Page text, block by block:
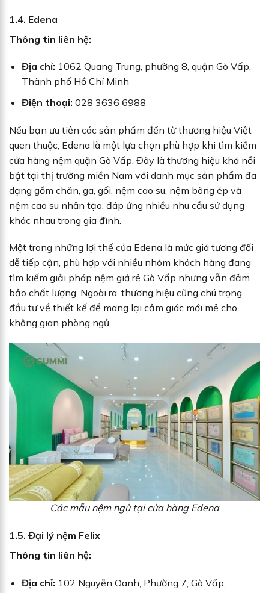
1.4. Edena
Thông tin liên hệ:
Địa chỉ: 1062 Quang Trung, phường 8, quận Gò Vấp,
Thành phố Hồ Chí Minh
Điện thoại: 028 3636 6988
Nếu bạn ưu tiên các sản phẩm đến từ thương hiệu Việt
quen thuộc, Edena là một lựa chọn phù hợp khi tìm kiếm
cửa hàng nệm quận Gò Vấp. Đây là thương hiệu khá nổi
bật tại thị trường miền Nam với danh mục sản phẩm đa
dạng gồm chăn, ga, gối, nệm cao su, nệm bông ép và
nệm cao su nhân tạo, đáp ứng nhiều nhu cầu sử dụng
khác nhau trong gia đình.
Một trong những lợi thế của Edena là mức giá tương đối
dễ tiếp cận, phù hợp với nhiều nhóm khách hàng đang
tìm kiếm giải pháp nệm giá rẻ Gò Vấp nhưng vẫn đảm
bảo chất lượng. Ngoài ra, thương hiệu cũng chú trọng
đầu tư về thiết kế để mang lại cảm giác mới mẻ cho
không gian phòng ngủ.
Các mẫu nệm ngủ tại cửa hàng Edena
1.5. Đại lý nệm Felix
Thông tin liên hệ:
Địa chỉ: 102 Nguyễn Oanh, Phường 7, Gò Vấp,